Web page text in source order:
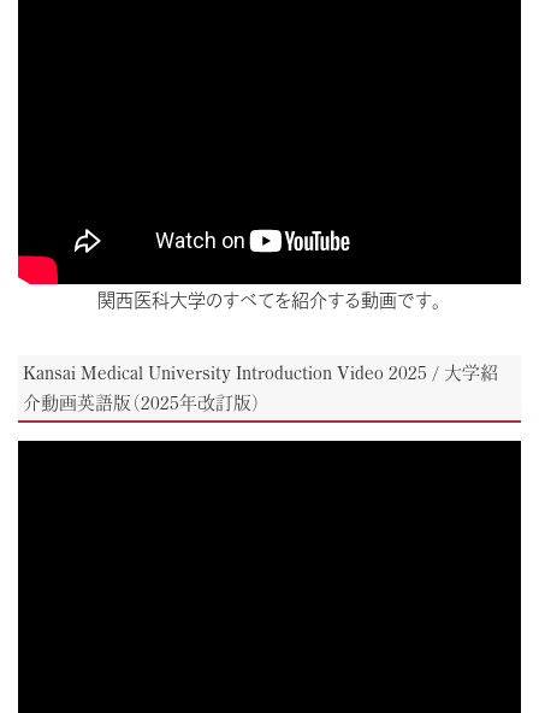
関西医科大学のすべてを紹介する動画です。
Kansai Medical University Introduction Video 2025 / 大学紹
介動画英語版（2025年改訂版）